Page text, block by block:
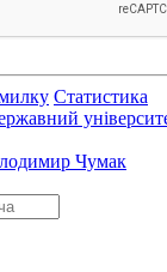
Статистика
Чумак